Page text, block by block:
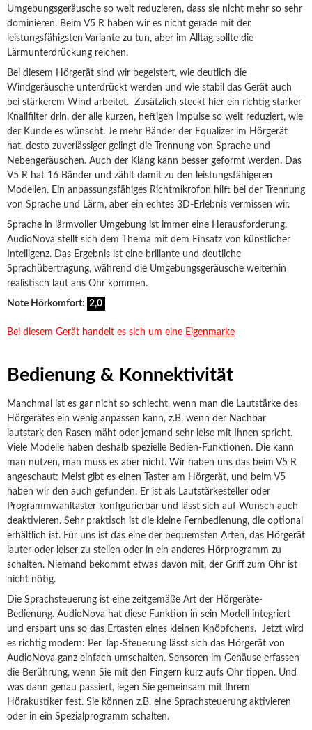
Umgebungsgeräusche so weit reduzieren, dass sie nicht mehr so sehr
dominieren. Beim V5 R haben wir es nicht gerade mit der
leistungsfähigsten Variante zu tun, aber im Alltag sollte die
Lärmunterdrückung reichen.
Bei diesem Hörgerät sind wir begeistert, wie deutlich die
Windgeräusche unterdrückt werden und wie stabil das Gerät auch
bei stärkerem Wind arbeitet. Zusätzlich steckt hier ein richtig starker
Knallfilter drin, der alle kurzen, heftigen Impulse so weit reduziert, wie
der Kunde es wünscht. Je mehr Bänder der Equalizer im Hörgerät
hat, desto zuverlässiger gelingt die Trennung von Sprache und
Nebengeräuschen. Auch der Klang kann besser geformt werden. Das
V5 R hat 16 Bänder und zählt damit zu den leistungsfähigeren
Modellen. Ein anpassungsfähiges Richtmikrofon hilft bei der Trennung
von Sprache und Lärm, aber ein echtes 3D-Erlebnis vermissen wir.
Sprache in lärmvoller Umgebung ist immer eine Herausforderung.
AudioNova stellt sich dem Thema mit dem Einsatz von künstlicher
Intelligenz. Das Ergebnis ist eine brillante und deutliche
Sprachübertragung, während die Umgebungsgeräusche weiterhin
realistisch laut ans Ohr kommen.
Note Hörkomfort: 2,0
Bei diesem Gerät handelt es sich um eine Eigenmarke
Bedienung & Konnektivität
Manchmal ist es gar nicht so schlecht, wenn man die Lautstärke des
Hörgerätes ein wenig anpassen kann, z.B. wenn der Nachbar
lautstark den Rasen mäht oder jemand sehr leise mit Ihnen spricht.
Viele Modelle haben deshalb spezielle Bedien-Funktionen. Die kann
man nutzen, man muss es aber nicht. Wir haben uns das beim V5 R
angeschaut: Meist gibt es einen Taster am Hörgerät, und beim V5
haben wir den auch gefunden. Er ist als Lautstärkesteller oder
Programmwahltaster konfigurierbar und lässt sich auf Wunsch auch
deaktivieren. Sehr praktisch ist die kleine Fernbedienung, die optional
erhältlich ist. Für uns ist das eine der bequemsten Arten, das Hörgerät
lauter oder leiser zu stellen oder in ein anderes Hörprogramm zu
schalten. Niemand bekommt etwas davon mit, der Griff zum Ohr ist
nicht nötig.
Die Sprachsteuerung ist eine zeitgemäße Art der Hörgeräte-
Bedienung. AudioNova hat diese Funktion in sein Modell integriert
und erspart uns so das Ertasten eines kleinen Knöpfchens. Jetzt wird
es richtig modern: Per Tap-Steuerung lässt sich das Hörgerät von
AudioNova ganz einfach umschalten. Sensoren im Gehäuse erfassen
die Berührung, wenn Sie mit den Fingern kurz aufs Ohr tippen. Und
was dann genau passiert, legen Sie gemeinsam mit Ihrem
Hörakustiker fest. Sie können z.B. eine Sprachsteuerung aktivieren
oder in ein Spezialprogramm schalten.